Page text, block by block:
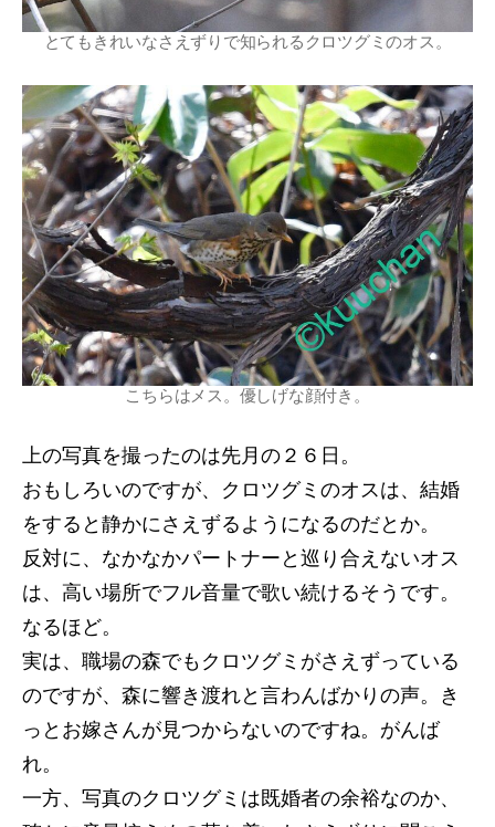
とてもきれいなさえずりで知られるクロツグミのオス。
こちらはメス。優しげな顔付き。
上の写真を撮ったのは先月の２６日。
おもしろいのですが、クロツグミのオスは、結婚
をすると静かにさえずるようになるのだとか。
反対に、なかなかパートナーと巡り合えないオス
は、高い場所でフル音量で歌い続けるそうです。
なるほど。
実は、職場の森でもクロツグミがさえずっている
のですが、森に響き渡れと言わんばかりの声。き
っとお嫁さんが見つからないのですね。がんば
れ。
一方、写真のクロツグミは既婚者の余裕なのか、